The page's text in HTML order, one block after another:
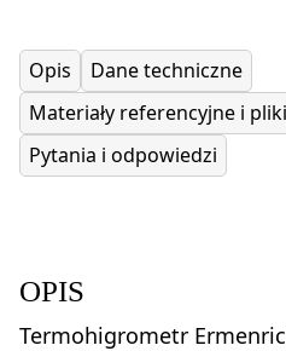
Opis
Dane techniczne
Materiały referencyjne i
Pytania i odpowiedzi
OPIS
Termohigrometr